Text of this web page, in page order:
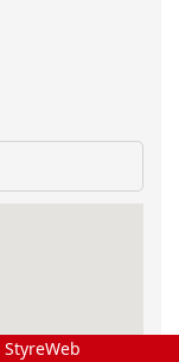
StyreWeb